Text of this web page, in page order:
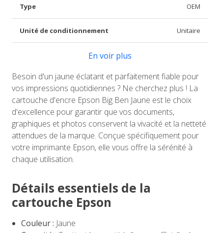
Type OEM
Unité de conditionnement Unitaire
En voir plus
Besoin d'un jaune éclatant et parfaitement fiable pour
vos impressions quotidiennes ? Ne cherchez plus ! La
cartouche d'encre Epson Big Ben Jaune est le choix
d'excellence pour garantir que vos documents,
graphiques et photos conservent la vivacité et la netteté
attendues de la marque. Conçue spécifiquement pour
votre imprimante Epson, elle vous offre la sérénité à
chaque utilisation.
Détails essentiels de la
cartouche Epson
Couleur : Jaune